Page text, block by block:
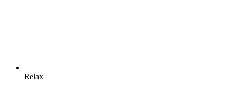
Relax